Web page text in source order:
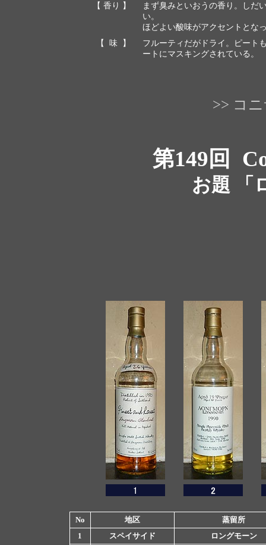
【 香り 】
まず臭みといおうの香り。しだ
い。
ほどよい酸味がアクセントとな
【 味 】
フルーティだがドライ。ピート
ートにマスキングされている。
>> コ
第149回
お題 「
No 地区
蒸留所
1
スペイサイド
ロングモーン